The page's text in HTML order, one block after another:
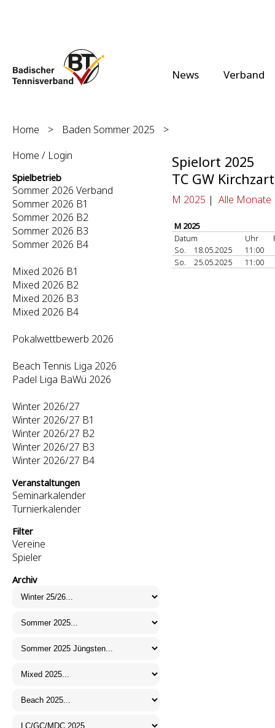
News Verband
Home > Baden Sommer 2025
>
Home / Login
Spielbetrieb
Sommer 2026 Verband
Sommer 2026 B1
Sommer 2026 B2
Sommer 2026 B3
Sommer 2026 B4
Mixed 2026 B1
Mixed 2026 B2
Mixed 2026 B3
Mixed 2026 B4
Pokalwettbewerb 2026
Beach Tennis Liga 2026
Padel Liga BaWü 2026
Winter 2026/27
Winter 2026/27 B1
Winter 2026/27 B2
Winter 2026/27 B3
Winter 2026/27 B4
Veranstaltungen
Seminarkalender
Turnierkalender
Filter
Vereine
Spieler
Archiv
Spielort 2025
TC GW
M 2025 | Alle Monate
M 2025
Datum
Uhr
So.
18.05.2025
11:00
So.
25.05.2025 11:00